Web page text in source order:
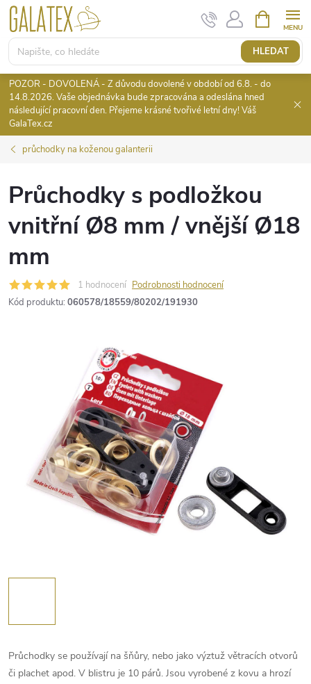
Přejít
obsah
HLEDAT
NÁKUPNÍ
KOŠÍK
POZOR - DOVOLENÁ - Z důvodu dovolené v období od 6.8. - do
14.8.2026. Vaše objednávka bude zpracována a odeslána hned
následující pracovní den. Přejeme krásné tvořivé letní dny! Váš
GalaTex.cz
průchodky na koženou galanterii
Průchodky s podložkou
vnitřní Ø8 mm / vnější Ø18
mm
1 hodnocení Podrobnosti hodnocení
Kód produktu: 060578/18559/80202/191930
Průchodky se používají na šňůry, nebo jako výztuž větracích otvorů
či plachet apod. V blistru je 10 párů. Jsou vyrobené z kovu a hrozí